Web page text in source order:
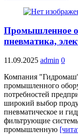
Промышленное
пневматика,
11.09.2025 admin 0
Компания "Гидромаш"
промышленного
потребностей
широкий выбор
пневматическое и
фильтрующие
промышленную